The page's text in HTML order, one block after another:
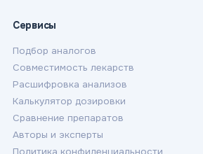
Сервисы
Подбор аналогов
Совместимость лекарств
Расшифровка анализов
Калькулятор дозировки
Сравнение препаратов
Авторы и эксперты
Политика конфиденциальности